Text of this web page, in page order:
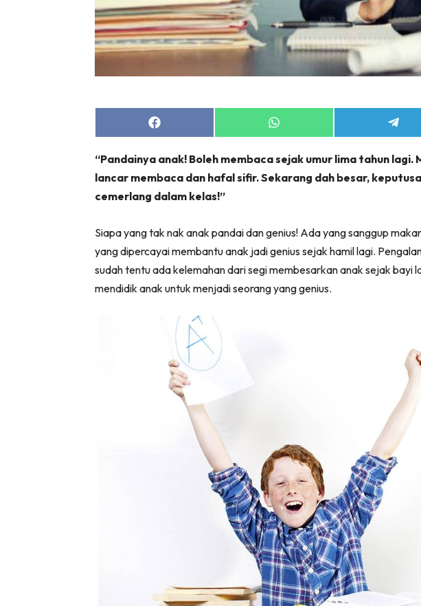
Share
on
Share
on
Share
on
“Pandainya anak! Boleh membaca sejak umur lima tahun lagi.
lancar membaca dan hafal sifir. Sekarang dah besar,
cemerlang dalam kelas!”
Siapa yang tak nak anak pandai dan genius! Ada yang sanggup
yang dipercayai membantu anak jadi genius sejak hamil lagi.
sudah tentu ada kelemahan dari segi membesarkan anak sejak bayi
mendidik anak untuk menjadi seorang yang genius.